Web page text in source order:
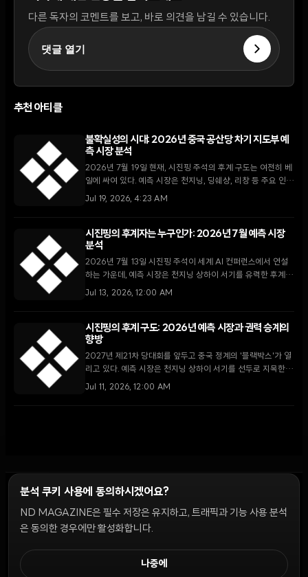
다른 독자의 코멘트를 보고, 바로 의견을 남길 수 있습니다.
댓글 열기
추천 아티클
불확실성의 시대: 2026년 중국 공산당 차기 지도부 예
측 시장 분석
2026년 7월 19일 현재, 시진핑 주석의 후계 구도는 여전히 베
일에 싸여 있다. 예측 시장은 천지닝, 딩쉐샹, 리창 등 주요 인물
들을 거론하며 가능성을 타진하고 있으나, 실제 권력 이양의 향
Jul 19, 2026, 4:23 AM
시진핑의 후계자는 누구인가: 2026년 7월 예측 시장
분석
2026년 7월 13일 시진핑 주석이 세계 AI 컨퍼런스에서 연설
하는 가운데, 예측 시장은 천지닝 상하이 서기를 유력한 후계자
로 지목하며 권력 승계의 불확실성을 조명하고 있다.
Jul 13, 2026, 12:00 AM
시진핑의 후계 구도: 2026년 예측 시장과 권력 승계의
향방
2027년 제21차 당대회를 앞두고 중국 정계의 '블랙박스'가 열
리고 있다. 예측 시장은 천지닝 상하이 서기를 선두로 지목한
가운데, 시진핑 주석이 주도하는 간부 평가 그룹의 움직임이 본
Jul 11, 2026, 12:00 AM
윤리 원칙 Discord 봇캠페인 가이드커뮤니티 랭킹
쿠키 설정
분석 쿠키 사용에 동의하시겠어요?
ND MAGAZINE은 필수 저장은 유지하고, 트래픽과 기능 사용 분석
은 동의한 경우에만 활성화합니다.
나중에